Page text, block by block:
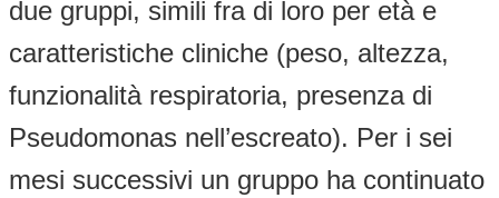
due gruppi, simili fra di loro per età e
caratteristiche cliniche (peso, altezza,
funzionalità respiratoria, presenza di
Pseudomonas nell’escreato). Per i sei
mesi successivi un gruppo ha continuato